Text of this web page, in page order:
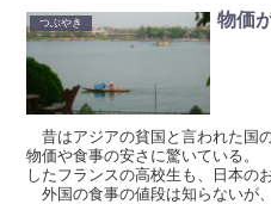
つぶやき 物価
昔はアジアの貧国と言われた国
物価や食事の安さに驚いている
したフランスの高校生も、日本の
外国の食事の値段は知らないが